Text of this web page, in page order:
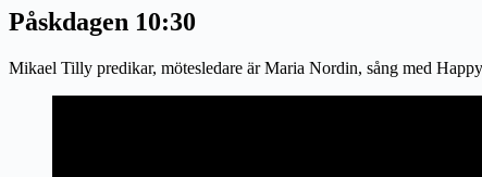
Påskdagen 10:30
Mikael Tilly predikar, mötesledare är Maria Nordin, sång med